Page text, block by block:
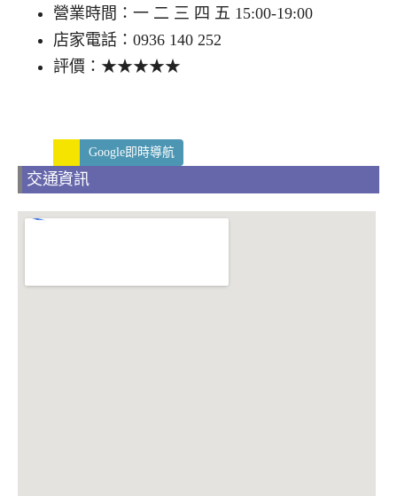
營業時間：一 二 三 四 五 15:00-19:00
店家電話：0936 140 252
評價：★★★★★
Google即時導航
交通資訊